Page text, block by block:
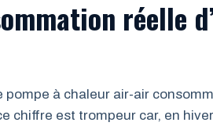
réelle
pompe à chaleur air-air
chiffre est trompeur car, en